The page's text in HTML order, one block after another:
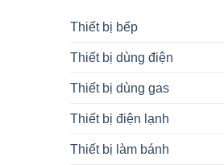
Thiết bị bếp
Thiết bị dùng điện
Thiết bị dùng gas
Thiết bị điện lạnh
Thiết bị làm bánh